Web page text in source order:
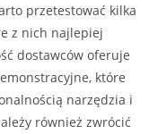
przetestować kilka
z nich najlepiej
dostawców oferuje
które
narzędzia i
również zwrócić